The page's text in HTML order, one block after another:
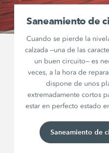
Saneamiento de
Cuando se pierde la
calzada —una de las
un buen circuito— es
veces, a la hora de
dispone de unos
extremadamente cortos
estar en perfecto estado
Saneamiento de